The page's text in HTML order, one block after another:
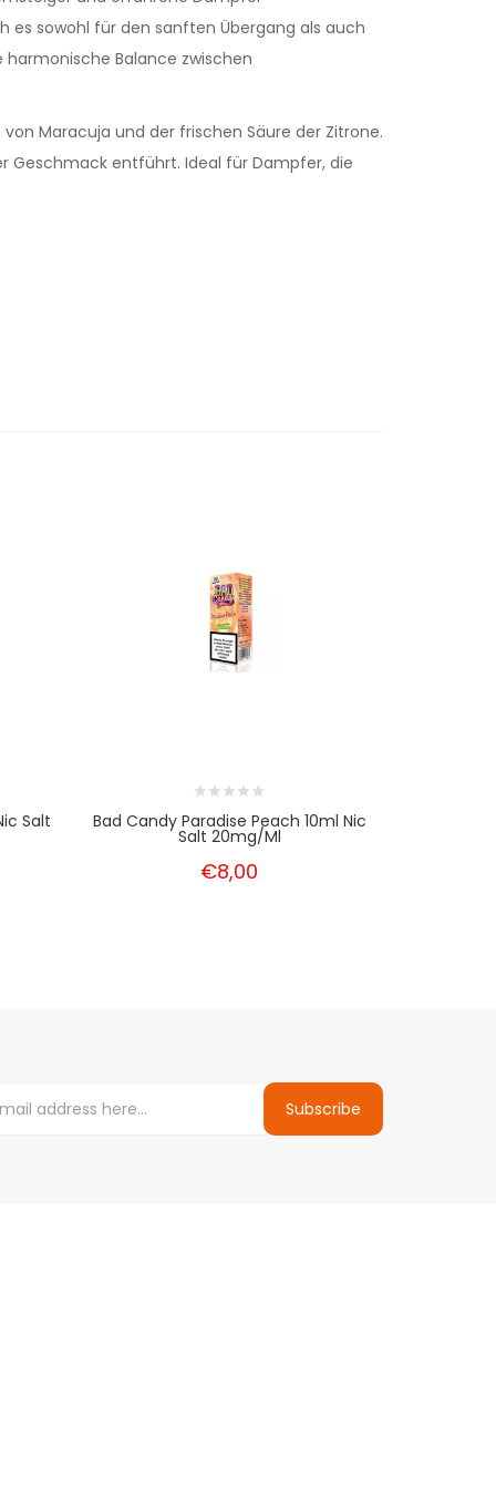
es sowohl für den sanften Übergang als auch
harmonische Balance zwischen
Maracuja und der frischen Säure der Zitrone.
Geschmack entführt. Ideal für Dampfer, die
Salt Bad Candy Paradise Peach 10ml Nic
Salt 20mg/ml
€8,00
Subscribe